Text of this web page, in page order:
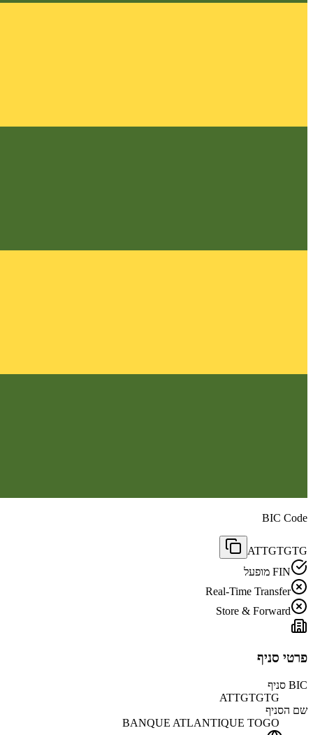
BIC Code
ATTGTGTG
FIN מופעל
Real-Time Transfer
Store & Forward
פרטי סניף
BIC סניף
ATTGTGTG
שם הסניף
BANQUE ATLANTIQUE TOGO